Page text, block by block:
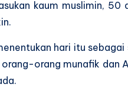
kaum muslimin, 50
hari itu sebagai
orang munafik dan